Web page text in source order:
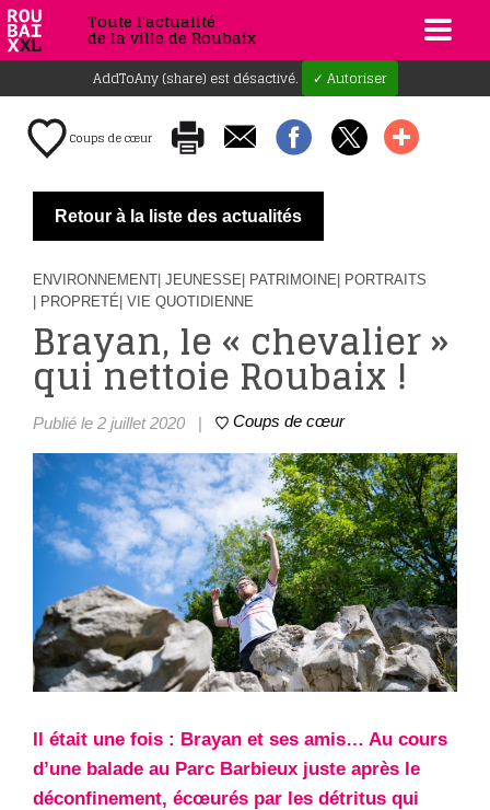
Toute l'actualité
de la ville de Roubaix
AddToAny (share) est désactivé. ✓ Autoriser
Coups de cœur
Retour à la liste des actualités
ENVIRONNEMENT | JEUNESSE | PATRIMOINE | PORTRAITS
| PROPRETÉ | VIE QUOTIDIENNE
Brayan, le « chevalier »
qui nettoie Roubaix !
Publié le 2 juillet 2020 | Coups de cœur
Il était une fois : Brayan et ses amis… Au cours
d’une balade au Parc Barbieux juste après le
déconfinement, écœurés par les détritus qui